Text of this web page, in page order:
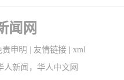
闻网
责申明 友情链接| xml
人新闻，华人中文网